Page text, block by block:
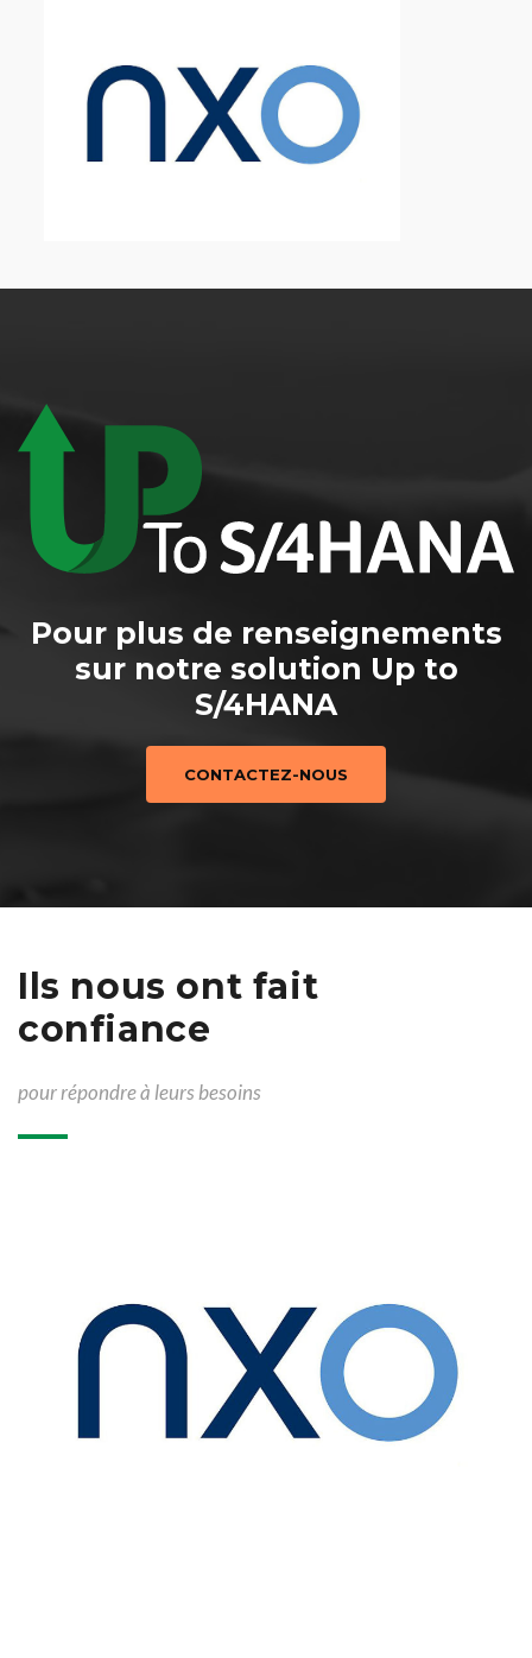
Pour plus de renseignements
sur notre solution Up to
S/4HANA
CONTACTEZ-NOUS
Ils nous ont fait
confiance
pour répondre à leurs besoins